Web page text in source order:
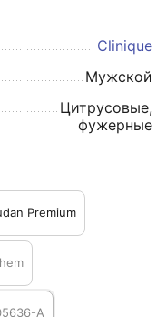
Clinique
Мужской
Цитрусовые,
фужерные
Premium
A